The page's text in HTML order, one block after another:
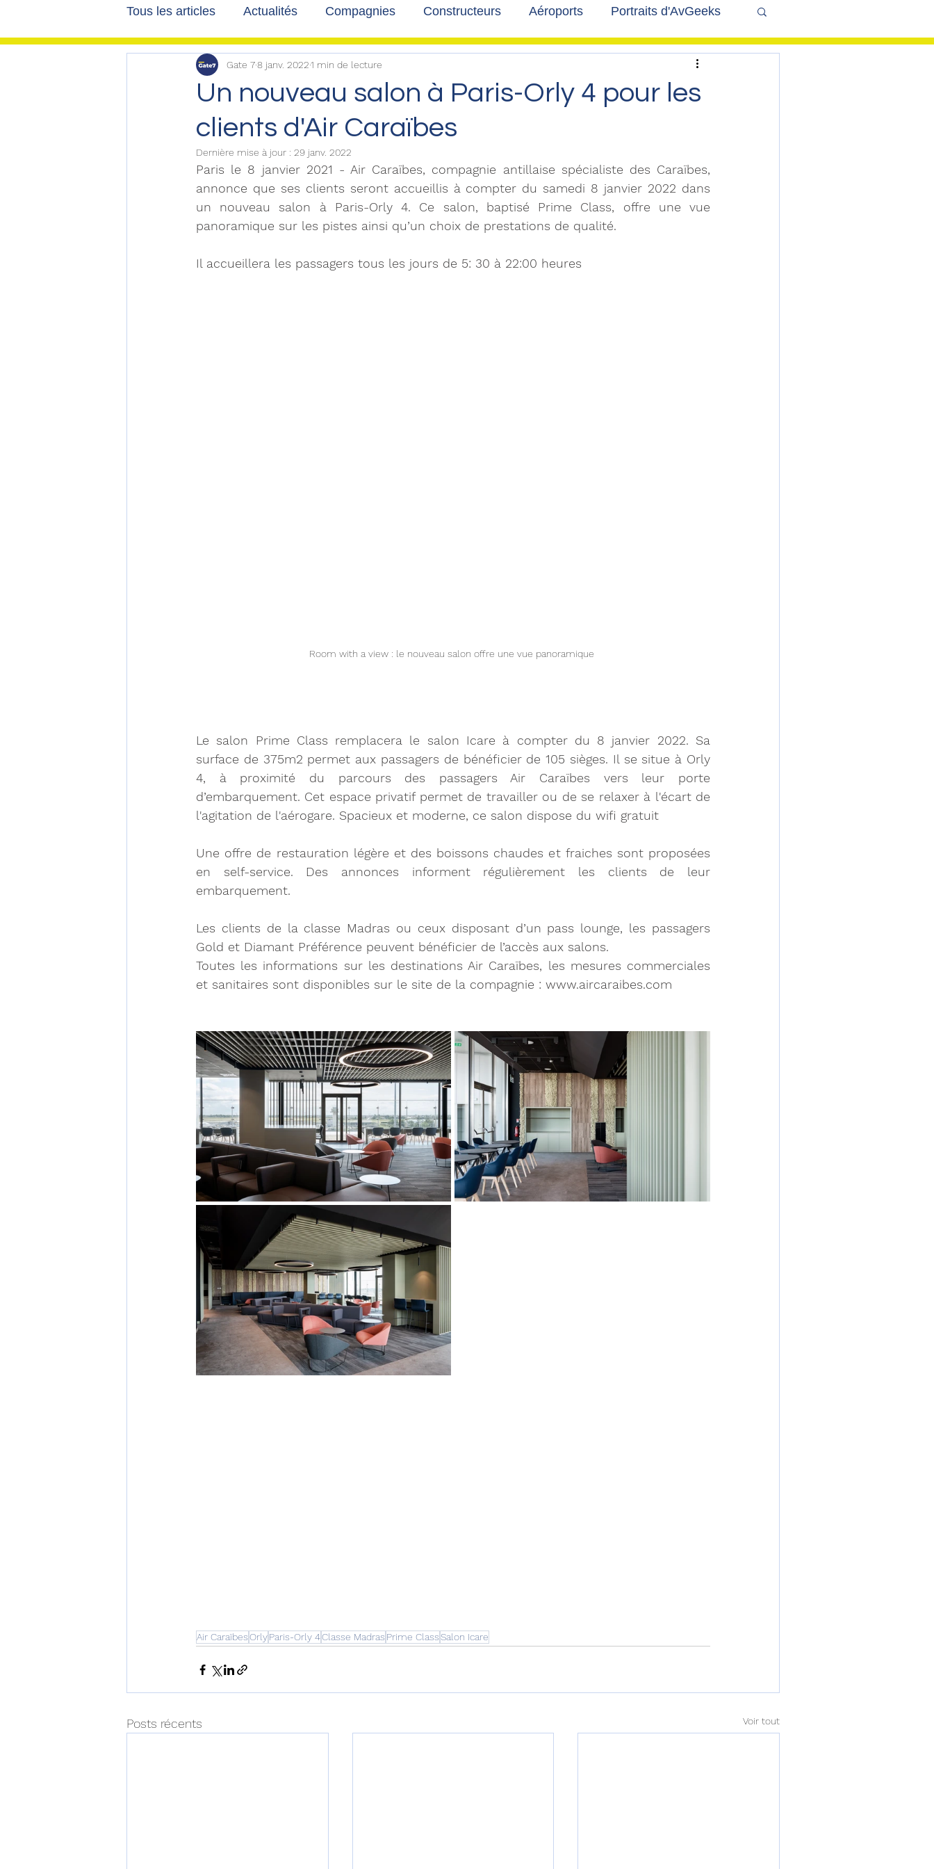
Tous les articles Actualités Compagnies Constructeurs Aéroports Portraits d'AvGeeks
Les tribunes de Gate7 album photo Coté Coulisses
Voyages Reportages
Un nouveau salon à Paris-Orly 4 pour les
clients d'Air Caraïbes
Gate 78 janv. 20221 min de lecture
Dernière mise à jour : 29 janv. 2022
Paris le 8 janvier 2021 - Air Caraïbes, compagnie antillaise spécialiste des Caraïbes,
annonce que ses clients seront accueillis à compter du samedi 8 janvier 2022 dans
un nouveau salon à Paris-Orly 4. Ce salon, baptisé Prime Class, offre une vue
panoramique sur les pistes ainsi qu’un choix de prestations de qualité.
Il accueillera les passagers tous les jours de 5: 30 à 22:00 heures
Room with a view : le nouveau salon offre une vue panoramique
Le salon Prime Class remplacera le salon Icare à compter du 8 janvier 2022. Sa
surface de 375m2 permet aux passagers de bénéficier de 105 sièges. Il se situe à Orly
4, à proximité du parcours des passagers Air Caraïbes vers leur porte
d’embarquement. Cet espace privatif permet de travailler ou de se relaxer à l'écart de
l'agitation de l'aérogare. Spacieux et moderne, ce salon dispose du wifi gratuit
Une offre de restauration légère et des boissons chaudes et fraiches sont proposées
en self-service. Des annonces informent régulièrement les clients de leur
embarquement.
Les clients de la classe Madras ou ceux disposant d’un pass lounge, les passagers
Gold et Diamant Préférence peuvent bénéficier de l’accès aux salons.
Toutes les informations sur les destinations Air Caraïbes, les mesures commerciales
et sanitaires sont disponibles sur le site de la compagnie : www.aircaraibes.com
Air CaraïbesOrlyParis-Orly 4Classe Madras Prime ClassSalon Icare
Posts récents Voir tout